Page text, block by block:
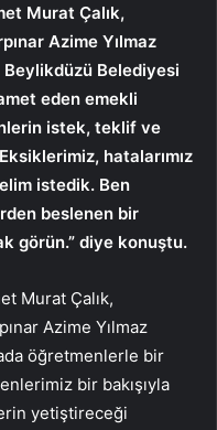
Murat Çalık,
Azime Yılmaz
Belediyesi
eden emekli
istek, teklif ve
hatalarımız
istedik. Ben
beslenen bir
görün.” diye konuştu.
Murat Çalık,
Azime Yılmaz
öğretmenlerle bir
bir bakışıyla
yetiştireceği